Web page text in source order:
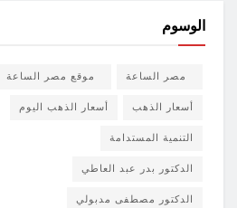
الوسوم
مصر الساعة موقع مصر الساعة
أسعار الذهب أسعار الذهب اليوم
التنمية المستدامة
الدكتور بدر عبد العاطي
الدكتور مصطفى مدبولي